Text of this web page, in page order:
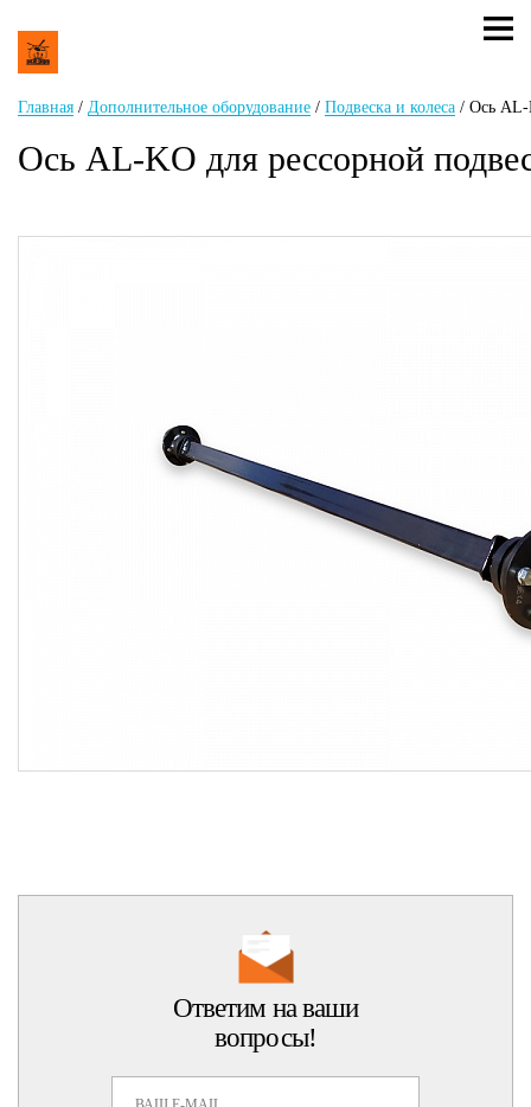
Главная / Дополнительное оборудование / Подвеска и колеса / Ось AL-
Ось AL-KO для рессорной
Ответим на ваши
вопросы!